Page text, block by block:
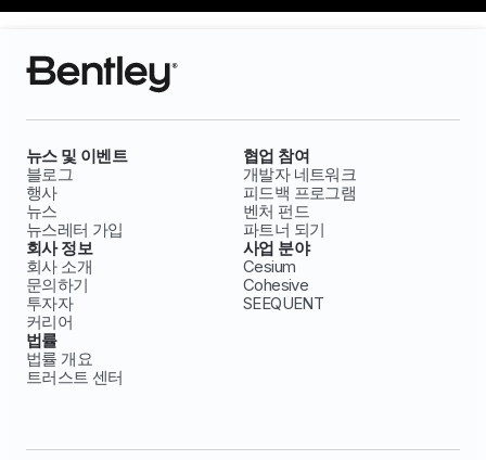
뉴스 및 이벤트
블로그
행사
뉴스
뉴스레터 가입
협업 참여
개발자 네트워크
피드백 프로그램
벤처 펀드
파트너 되기
회사 정보
회사 소개
문의하기
투자자
커리어
사업 분야
Cesium
Cohesive
SEEQUENT
법률
법률 개요
트러스트 센터